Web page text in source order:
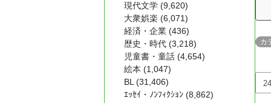
カ
現代文学 (9,620)
大衆娯楽 (6,071)
経済・企業 (436)
歴史・時代 (3,218)
児童書・童話 (4,654)
絵本 (1,047)
BL (31,406)
ｴｯｾｲ・ﾉﾝﾌｨｸｼｮﾝ (8,862)